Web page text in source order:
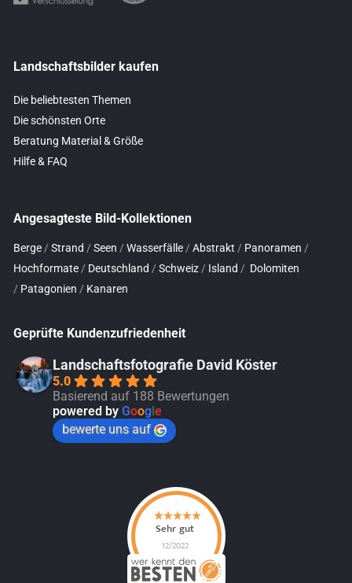
Landschaftsbilder kaufen
Die beliebtesten Themen
Die schönsten Orte
Beratung Material & Größe
Hilfe & FAQ
Angesagteste Bild-Kollektionen
Berge / Strand / Seen / Wasserfälle / Abstrakt / Panoramen /
Hochformate / Deutschland / Schweiz / Island / Dolomiten
/ Patagonien / Kanaren
Geprüfte Kundenzufriedenheit
Landschaftsfotografie David Köster
5.0
Basierend auf 188 Bewertungen
powered by Google
bewerte uns auf